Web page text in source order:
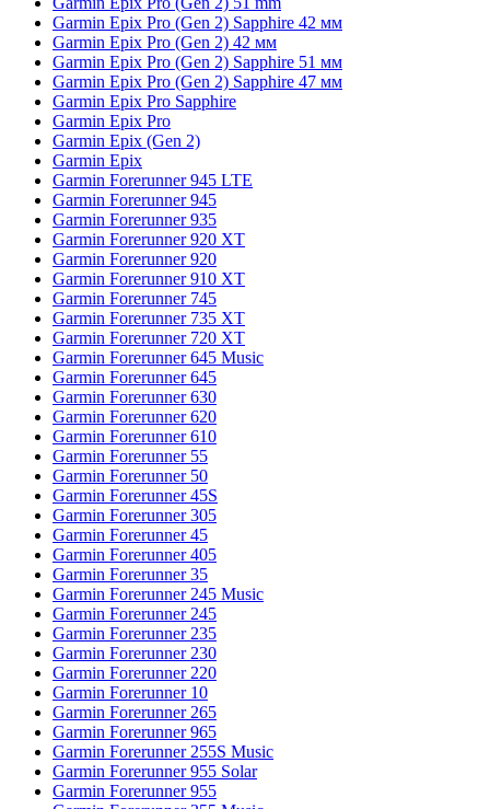
Garmin Epix Pro (Gen 2) Sapphire 42 мм
Garmin Epix Pro (Gen 2) 42 мм
Garmin Epix Pro (Gen 2) Sapphire 51 мм
Garmin Epix Pro (Gen 2) Sapphire 47 мм
Garmin Epix Pro Sapphire
Garmin Epix Pro
Garmin Epix (Gen 2)
Garmin Epix
Garmin Forerunner 945 LTE
Garmin Forerunner 945
Garmin Forerunner 935
Garmin Forerunner 920 XT
Garmin Forerunner 920
Garmin Forerunner 910 XT
Garmin Forerunner 745
Garmin Forerunner 735 XT
Garmin Forerunner 720 XT
Garmin Forerunner 645 Music
Garmin Forerunner 645
Garmin Forerunner 630
Garmin Forerunner 620
Garmin Forerunner 610
Garmin Forerunner 55
Garmin Forerunner 50
Garmin Forerunner 45S
Garmin Forerunner 305
Garmin Forerunner 45
Garmin Forerunner 405
Garmin Forerunner 35
Garmin Forerunner 245 Music
Garmin Forerunner 245
Garmin Forerunner 235
Garmin Forerunner 230
Garmin Forerunner 220
Garmin Forerunner 10
Garmin Forerunner 265
Garmin Forerunner 965
Garmin Forerunner 255S Music
Garmin Forerunner 955 Solar
Garmin Forerunner 955